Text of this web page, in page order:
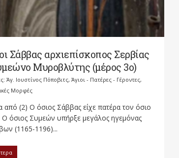
Σάββας αρχιεπίσκοπος Σερβίας
Μυροβλύτης (μέρος 3ο)
Άγ. Ιουστίνος Πόποβιτς, Άγιοι - Πατέρες - Γέροντες,
Μορφές
από (2) Ο όσιος Σάββας είχε πατέρα τον όσιο
όσιος Συμεών υπήρξε μεγάλος ηγεμόνας
(1165-1196)...